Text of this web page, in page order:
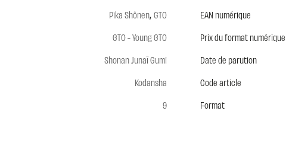
Pika Shônen, GTO
GTO - Young GTO
Shonan Junaï Gumi
Kodansha
9
EAN numérique
Prix du format numérique
Date de parution
Code article
Format